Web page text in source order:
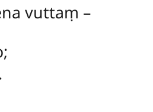
vuttaṃ –